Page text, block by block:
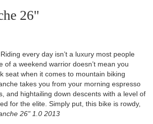
26"
every day isn’t a luxury most people
of a weekend warrior doesn’t mean you
seat when it comes to mountain biking
takes you from your morning espresso
and hightailing down descents with a level of
for the elite. Simply put, this bike is rowdy,
26" 1.0 2013